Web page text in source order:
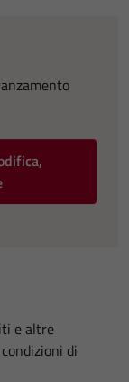
e altre
di